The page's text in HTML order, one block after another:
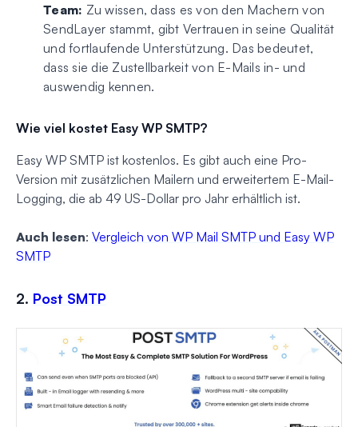
Team: Zu wissen, dass es von den Machern von
SendLayer stammt, gibt Vertrauen in seine Qualität
und fortlaufende Unterstützung. Das bedeutet,
dass sie die Zustellbarkeit von E-Mails in- und
auswendig kennen.
Wie viel kostet Easy WP SMTP?
Easy WP SMTP ist kostenlos. Es gibt auch eine Pro-
Version mit zusätzlichen Mailern und erweitertem E-Mail-
Logging, die ab 49 US-Dollar pro Jahr erhältlich ist.
Auch lesen: Vergleich von WP Mail SMTP und Easy WP
SMTP
2. Post SMTP